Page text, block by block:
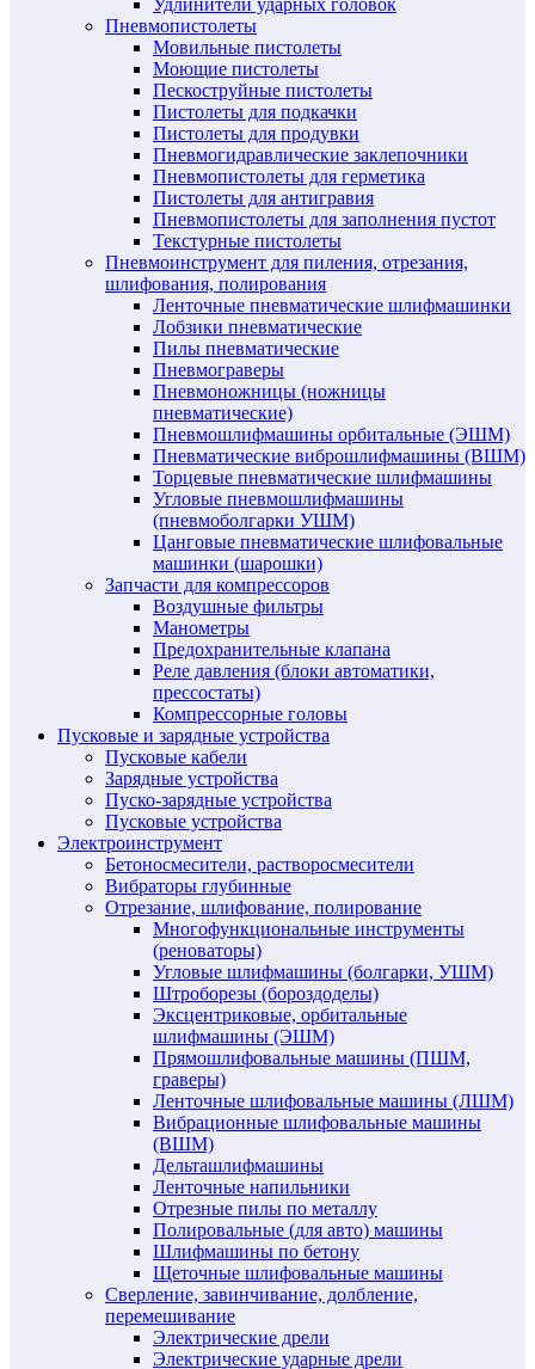
Пневмопистолеты
Мовильные пистолеты
Моющие пистолеты
Пескоструйные пистолеты
Пистолеты для подкачки
Пистолеты для продувки
Пневмогидравлические заклепочники
Пневмопистолеты для герметика
Пистолеты для антигравия
Пневмопистолеты для заполнения пустот
Текстурные пистолеты
Пневмоинструмент для пиления, отрезания,
шлифования, полирования
Ленточные пневматические шлифмашинки
Лобзики пневматические
Пилы пневматические
Пневмограверы
Пневмоножницы (ножницы
пневматические)
Пневмошлифмашины орбитальные (ЭШМ)
Пневматические виброшлифмашины (ВШМ)
Торцевые пневматические шлифмашины
Угловые пневмошлифмашины
(пневмоболгарки УШМ)
Цанговые пневматические шлифовальные
машинки (шарошки)
Запчасти для компрессоров
Воздушные фильтры
Манометры
Предохранительные клапана
Реле давления (блоки автоматики,
прессостаты)
Компрессорные головы
Пусковые и зарядные устройства
Пусковые кабели
Зарядные устройства
Пуско-зарядные устройства
Пусковые устройства
Электроинструмент
Бетоносмесители, растворосмесители
Вибраторы глубинные
Отрезание, шлифование, полирование
Многофункциональные инструменты
(реноваторы)
Угловые шлифмашины (болгарки, УШМ)
Штроборезы (бороздоделы)
Эксцентриковые, орбитальные
шлифмашины (ЭШМ)
Прямошлифовальные машины (ПШМ,
граверы)
Ленточные шлифовальные машины (ЛШМ)
Вибрационные шлифовальные машины
(ВШМ)
Дельташлифмашины
Ленточные напильники
Отрезные пилы по металлу
Полировальные (для авто) машины
Шлифмашины по бетону
Щеточные шлифовальные машины
Сверление, завинчивание, долбление,
перемешивание
Электрические дрели
Электрические ударные дрели